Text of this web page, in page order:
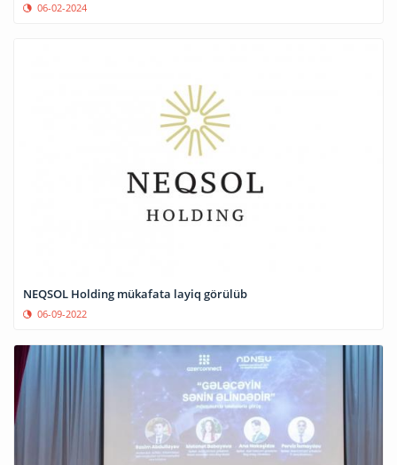
06-02-2024
NEQSOL Holding mükafata layiq görülüb
06-09-2022